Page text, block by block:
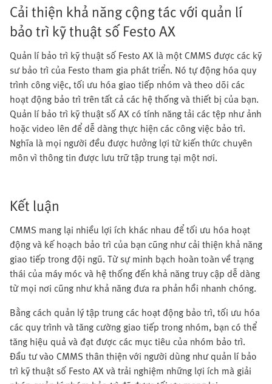
Cải thiện khả năng cộng tác với quản lí
bảo trì kỹ thuật số Festo AX
Quản lí bảo trì kỹ thuật số Festo AX là một CMMS được các kỹ
sư bảo trì của Festo tham gia phát triển. Nó tự động hóa quy
trình công việc, tối ưu hóa giao tiếp nhóm và theo dõi các
hoạt động bảo trì trên tất cả các hệ thống và thiết bị của bạn.
Quản lí bảo trì kỹ thuật số AX có tính năng tải các tệp như ảnh
hoặc video lên để dễ dàng thực hiện các công việc bảo trì.
Nghĩa là mọi người đều được hưởng lợi từ kiến thức chuyên
môn vì thông tin được lưu trữ tập trung tại một nơi.
Kết luận
CMMS mang lại nhiều lợi ích khác nhau để tối ưu hóa hoạt
động và kế hoạch bảo trì của bạn cũng như cải thiện khả năng
giao tiếp trong đội ngũ. Từ sự minh bạch hoàn toàn về trạng
thái của máy móc và hệ thống đến khả năng truy cập dễ dàng
từ mọi nơi cũng như khả năng đưa ra phản hồi nhanh chóng.
Bằng cách quản lý tập trung các hoạt động bảo trì, tối ưu hóa
các quy trình và tăng cường giao tiếp trong nhóm, bạn có thể
tăng hiệu quả và đạt được các mục tiêu của nhóm bảo trì.
Đầu tư vào CMMS thân thiện với người dùng như quản lí bảo
trì kỹ thuật số Festo AX và trải nghiệm những lợi ích mà giải